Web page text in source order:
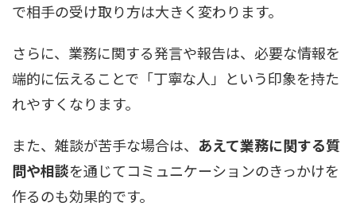
で相手の受け取り方は大きく変わります。
さらに、業務に関する発言や報告は、必要な情報を
端的に伝えることで「丁寧な人」という印象を持た
れやすくなります。
また、雑談が苦手な場合は、 あえて業務に関する質
問や相談を通じてコミュニケーションのきっかけを
作るのも効果的です。